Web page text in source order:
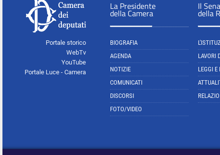
Portale storico
WebTv
YouTube
Portale Luce - Camera
La Presidente
della Camera
BIOGRAFIA
AGENDA
NOTIZIE
COMUNICATI
DISCORSI
FOTO/VIDEO
Il
della
LAVORI
LEGGI E